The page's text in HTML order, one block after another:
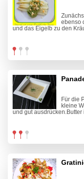
ebenso
und das Eigelb zu den
Für die
kleine
und gut